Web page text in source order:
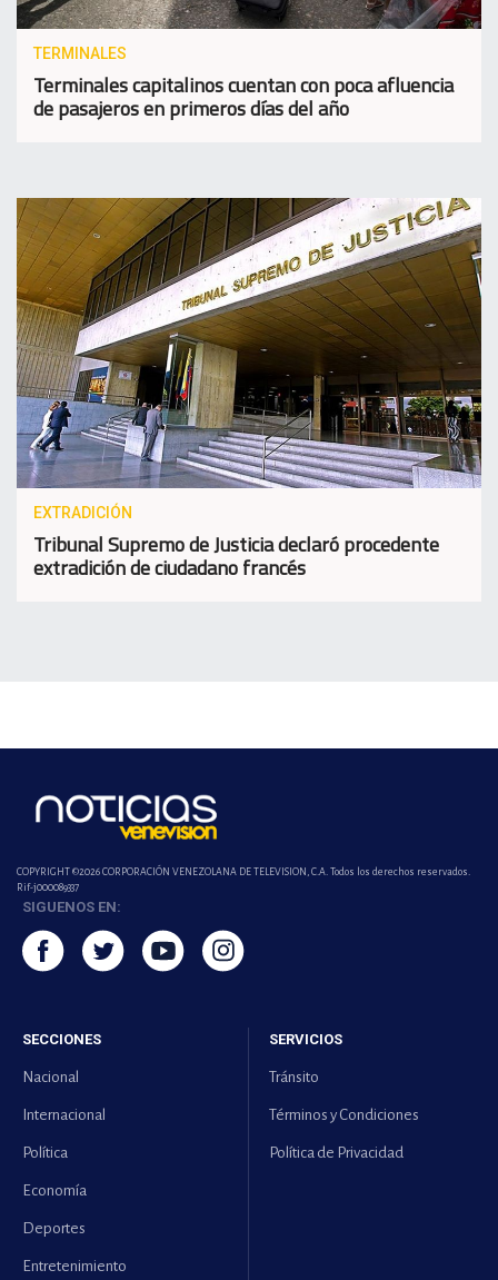
TERMINALES
Terminales capitalinos cuentan con poca afluencia
de pasajeros en primeros días del año
EXTRADICIÓN
Tribunal Supremo de Justicia declaró procedente
extradición de ciudadano francés
COPYRIGHT ©2026 CORPORACIÓN VENEZOLANA DE TELEVISION, C.A. Todos los derechos reservados.
Rif-j000089337
SIGUENOS EN:
SECCIONES
Nacional
Internacional
Política
Economía
Deportes
Entretenimiento
SERVICIOS
Tránsito
Términos y Condiciones
Política de Privacidad